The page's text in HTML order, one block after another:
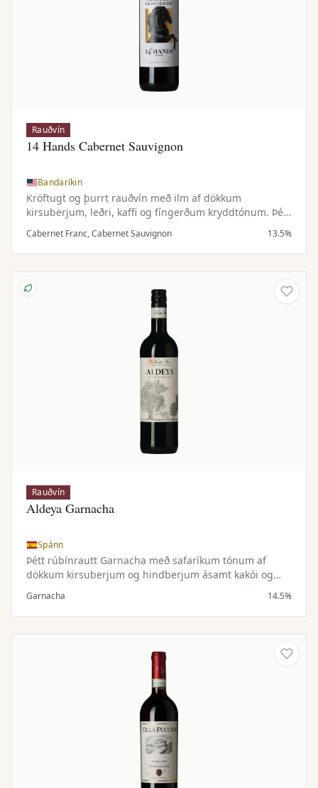
Rauðvín
14 Hands Cabernet Sauvignon
Bandaríkin
Kröftugt og þurrt rauðvín með ilm af dökkum
kirsuberjum, leðri, kaffi og fíngerðum kryddtónum. Þétt
og dökkt í munni með tóbakstónum, kryddaðri eik og
fáguðum tannínum.
Cabernet Franc, Cabernet Sauvignon 13.5%
Rauðvín
Aldeya Garnacha
Spánn
Þétt rúbínrautt Garnacha með safaríkum tónum af
dökkum kirsuberjum og hindberjum ásamt kakói og
vanillu. Meðalfyllt til þétt, ávaxtaríkt og bragðmikið.
Garnacha 14.5%